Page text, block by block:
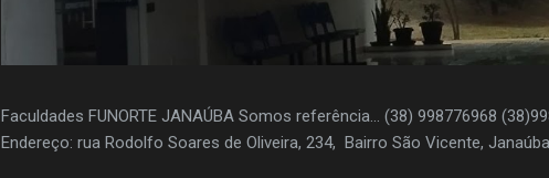
Faculdades FUNORTE JANAÚBA Somos referência... (38) 998776968
Endereço: rua Rodolfo Soares de Oliveira, 234, Bairro São Vicente,